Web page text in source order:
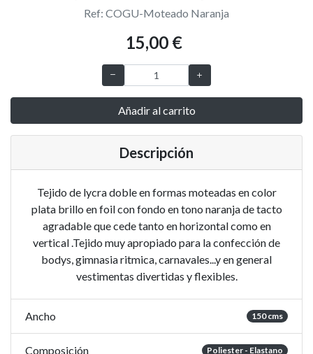
Ref: COGU-Moteado Naranja
15,00 €
Añadir al carrito
Descripción
Tejido de lycra doble en formas moteadas en color
plata brillo en foil con fondo en tono naranja de tacto
agradable que cede tanto en horizontal como en
vertical .Tejido muy apropiado para la confección de
bodys, gimnasia ritmica, carnavales...y en general
vestimentas divertidas y flexibles.
Ancho 150 cms
Composición Poliester - Elastano